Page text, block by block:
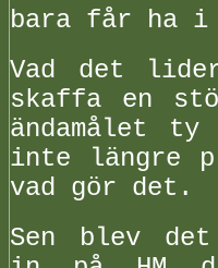
bara får ha i
Vad det
skaffa en
ändamålet
inte längre
vad gör det.
Sen blev